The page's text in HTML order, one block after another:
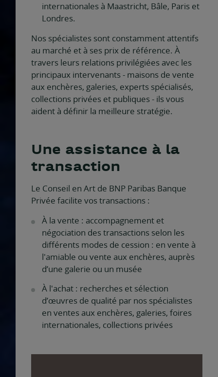
internationales à Maastricht, Bâle, Paris et
Londres.
Nos spécialistes sont constamment attentifs
au marché et à ses prix de référence. À
travers leurs relations privilégiées avec les
principaux intervenants - maisons de vente
aux enchères, galeries, experts spécialisés,
collections privées et publiques - ils vous
aident à définir la meilleure stratégie.
Une assistance à la
transaction
Le Conseil en Art de BNP Paribas Banque
Privée facilite vos transactions :
À la vente : accompagnement et
négociation des transactions selon les
différents modes de cession : en vente à
l'amiable ou vente aux enchères, auprès
d’une galerie ou un musée
À l'achat : recherches et sélection
d’œuvres de qualité par nos spécialistes
en ventes aux enchères, galeries, foires
internationales, collections privées